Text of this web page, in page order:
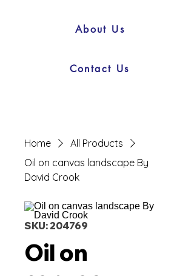
About Us
Contact Us
Home
All Products
Oil on canvas landscape By
David Crook
SKU: 204769
Oil on